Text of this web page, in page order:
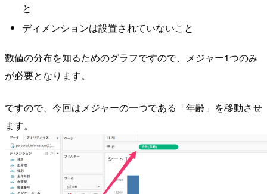
と
ディメンションは設置されていないこと
数値の分布を知るためのグラフですので、メジャー1つのみ
が必要となります。
ですので、今回はメジャーの一つである「年齢」を移動させ
ます。